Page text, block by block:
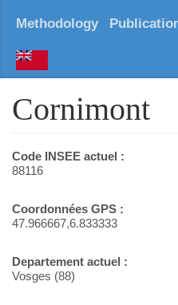
Methodology
Cornimont
Code INSEE actuel :
88116
Coordonnées GPS :
47.966667,6.833333
Departement actuel :
Vosges (88)